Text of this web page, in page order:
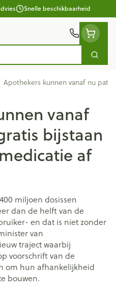
Snelle beschikbaarheid
Zoek
Apothekers kunnen vanaf nu
vanaf
bijstaan
af
miljoen dosissen
dan de helft van de
en dat is niet zonder
van
traject waarbij
voorschrift van de
om hun afhankelijkheid
bouwen.